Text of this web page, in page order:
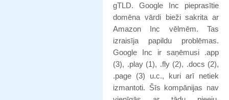
gTLD. Google Inc pieprasītie
domēna vārdi bieži sakrita ar
Amazon Inc vēlmēm. Tas
izraisīja papildu problēmas.
Google Inc ir saņēmusi .app
(3), .play (1), .fly (2), .docs (2),
.page (3) u.c., kuri arī netiek
izmantoti. Šīs kompānijas nav